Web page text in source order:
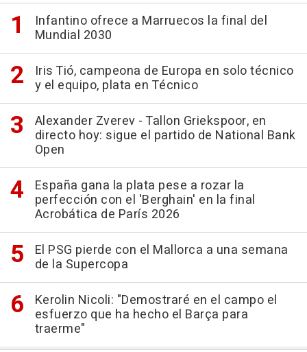
Infantino ofrece a Marruecos la final del
Mundial 2030
Iris Tió, campeona de Europa en solo técnico
y el equipo, plata en Técnico
Alexander Zverev - Tallon Griekspoor, en
directo hoy: sigue el partido de National Bank
Open
España gana la plata pese a rozar la
perfección con el 'Berghain' en la final
Acrobática de París 2026
El PSG pierde con el Mallorca a una semana
de la Supercopa
Kerolin Nicoli: "Demostraré en el campo el
esfuerzo que ha hecho el Barça para
traerme"